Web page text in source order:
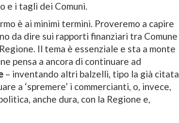
e i tagli dei Comuni.
è ai minimi termini. Proveremo a capire
da dire sui rapporti finanziari tra Comune
Il tema è essenziale e sta a monte
pensa a ancora di continuare ad
– inventando altri balzelli, tipo la già citata
a ‘spremere’ i commercianti, o, invece,
anche dura, con la Regione e,